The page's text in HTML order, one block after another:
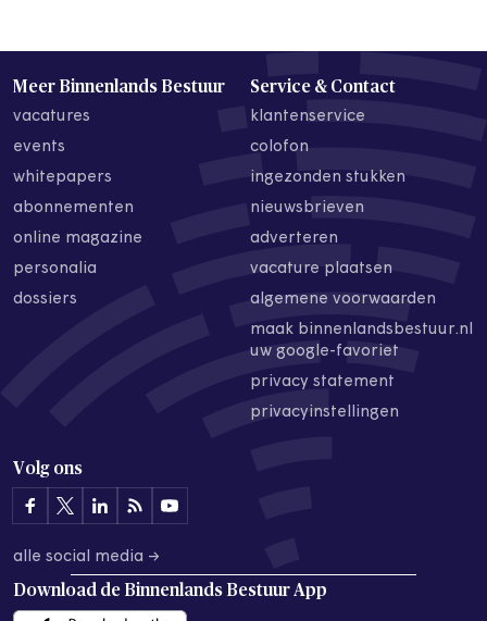
Meer Binnenlands Bestuur
vacatures
events
whitepapers
abonnementen
online magazine
personalia
dossiers
Service & Contact
klantenservice
colofon
ingezonden stukken
nieuwsbrieven
adverteren
vacature plaatsen
algemene voorwaarden
maak binnenlandsbestuur.nl
uw google-favoriet
privacy statement
privacyinstellingen
Volg ons
alle social media →
Download de Binnenlands Bestuur App